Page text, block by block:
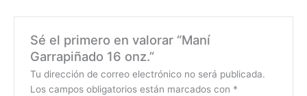
Sé el primero en valorar “Maní
Garrapiñado 16 onz.”
Tu dirección de correo electrónico no será publicada.
Los campos obligatorios están marcados con *